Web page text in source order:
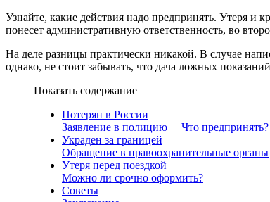
Узнайте, какие действия надо предпринять. Утеря и
понесет административную ответственность, во
На деле разницы практически никакой. В случае
однако, не стоит забывать, что дача ложных
Показать содержание
Потерян в России
Заявление в полицию
Что предпринять?
Украден за границей
Обращение в правоохранительные органы
Утеря перед поездкой
Можно ли срочно оформить?
Советы